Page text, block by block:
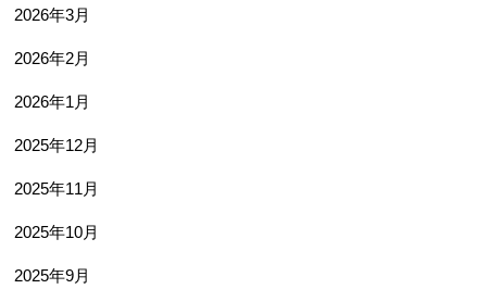
2026年3月
2026年2月
2026年1月
2025年12月
2025年11月
2025年10月
2025年9月